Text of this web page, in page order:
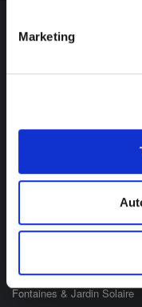
Marketing
Des
03 89 59
Ouvert du
Décoration Solaire
Fontaines & Jardin Solaire